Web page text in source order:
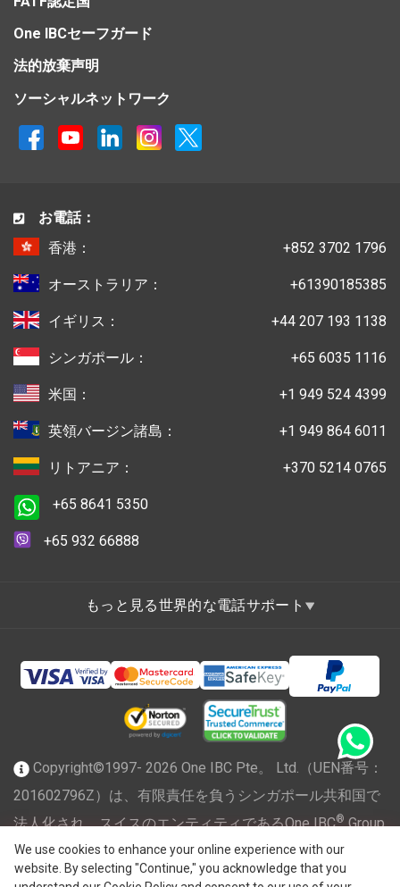
One IBCセーフガード
法的放棄声明
ソーシャルネットワーク
We use cookies to enhance your online experience with our
website. By selecting "Continue," you acknowledge that you
お電話：
香港：
+852 3702 1796
オーストラリア： +61390185385
イギリス： +44 207 193 1138
シンガポール： +65 6035 1116
米国： +1 949 524 4399
英領バージン諸島： +1 949 864 6011
リトアニア： +370 5214 0765
+65 8641 5350
+65 932 66888
もっと見る世界的な電話サポート
Copyright©1997- 2026 One IBC Pte。 Ltd.（UEN番号：
201602796Z）は、有限責任を負うシンガポール共和国で
法人化され、スイスのエンティティであるOne IBC®Group
("One IBC Limited")に所属する独立した独立した法人の
One IBCネットワークのメンバーファームです。全著作権